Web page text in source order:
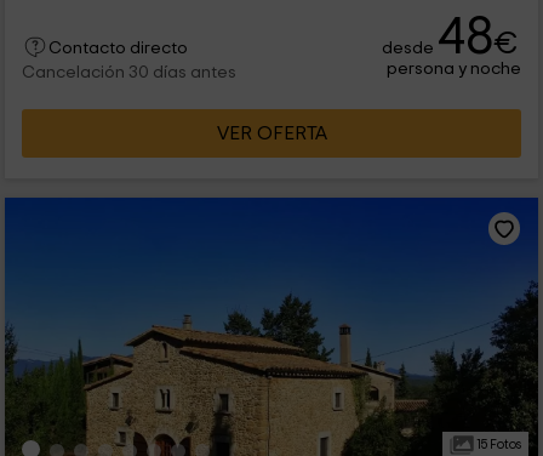
Contacto directo
Cancelación 30 días antes
desde 48€
persona y noche
VER OFERTA
15 Fotos